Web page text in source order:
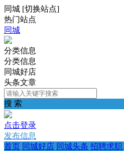
同城 [切换站点]
热门站点
同城
分类信息
分类信息
同城好店
头条文章
搜 索
点击登录
发布信息
首页 同城好店 同城头条 招聘求职